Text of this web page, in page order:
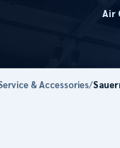
Air
& Accessories/